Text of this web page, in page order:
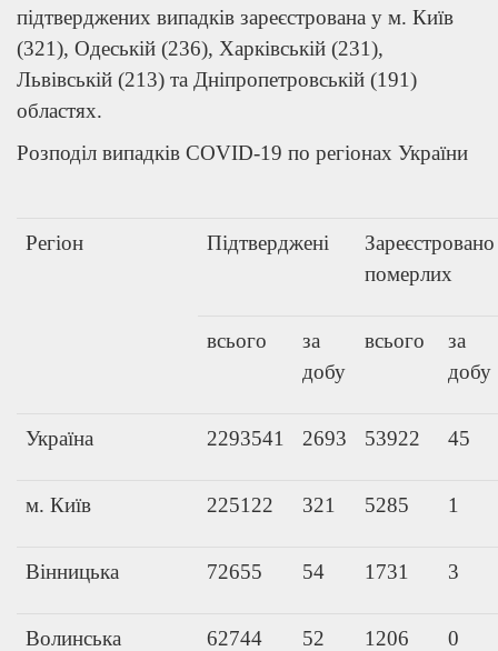
підтверджених випадків зареєстрована у м. Київ
(321), Одеській (236), Харківській (231),
Львівській (213) та Дніпропетровській (191)
областях.
Розподіл випадків COVID-19 по регіонах України
Регіон Підтверджені
Зареєстровано
померлих
всього
за
добу
всього
за
добу
Україна 2293541 2693 53922 45
м. Київ 225122 321 5285 1
Вінницька 72655 54 1731 3
Волинська 62744 52 1206 0